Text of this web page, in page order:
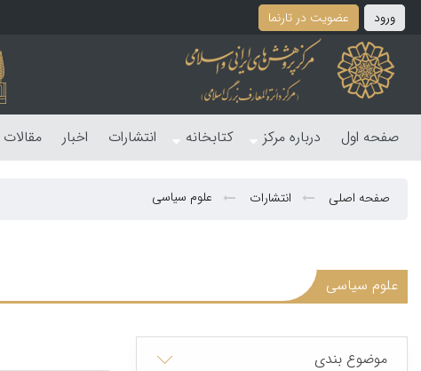
ورود عضویت در تارنما
صفحه اول درباره مرکز کتابخانه انتشارات اخبار مقالات
صفحه اصلی انتشارات علوم سیاسی
علوم سیاسی
موضوع بندی